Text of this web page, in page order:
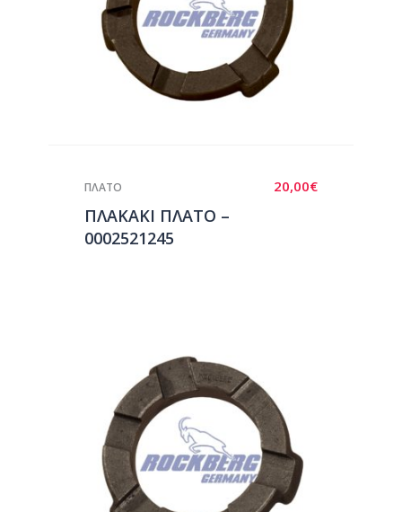
20,00€
ΠΛΑΤΟ
ΠΛΑΚΑΚΙ ΠΛΑΤΟ –
0002521245